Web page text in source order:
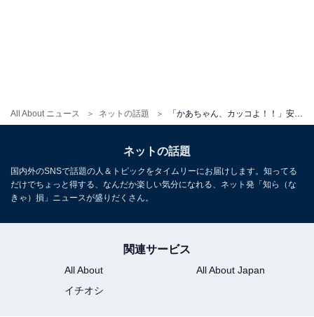
All About ニュース ネットの話題 「かあちゃん、カッコよ！！」安田美沙子、次男とのデートショットに「息子さんも嬉しいですよね」の声！
ネットの話題
国内外のSNSで話題の人＆トピックをタイムリーにお届けします。知ってる
だけでちょっと得する、なんだか楽しい気分になれる、ネット発「知ら（な
きゃ）損」ニュースが盛りだくさん。
関連サービス
All About
All About Japan
イチオシ